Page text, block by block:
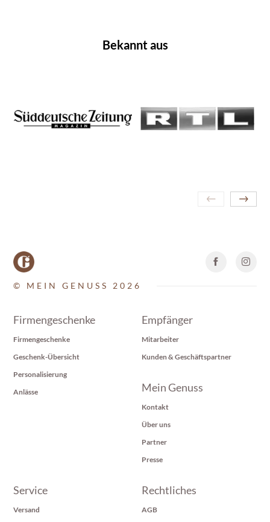
Bekannt aus
© MEIN GENUSS 2026
Firmengeschenke
Firmengeschenke
Geschenk-Übersicht
Personalisierung
Anlässe
Empfänger
Mitarbeiter
Kunden & Geschäftspartner
Mein Genuss
Kontakt
Über uns
Partner
Presse
Service
Versand
Rechtliches
AGB